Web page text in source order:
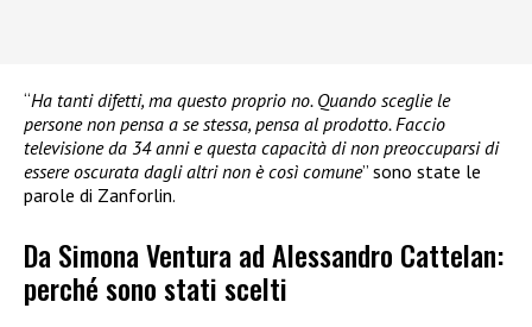
“Ha tanti difetti, ma questo proprio no. Quando sceglie le
persone non pensa a se stessa, pensa al prodotto. Faccio
televisione da 34 anni e questa capacità di non preoccuparsi di
essere oscurata dagli altri non è così comune” sono state le
parole di Zanforlin.
Da Simona Ventura ad Alessandro Cattelan:
perché sono stati scelti